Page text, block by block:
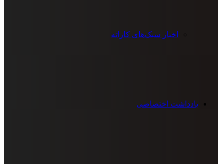
اخبار سبک‌های کاراته
یادداشت اختصاصی